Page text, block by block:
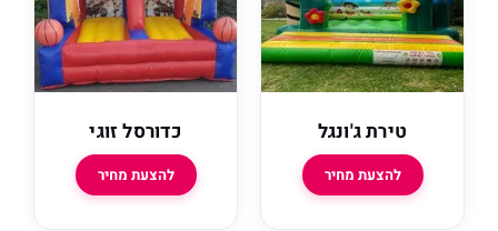
להצעת מחיר להצעת מחיר